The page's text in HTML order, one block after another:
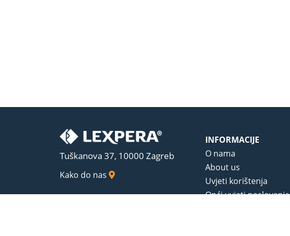
Tuškanova 37, 10000 Zagreb
Kako do nas
INFORMACIJE
O nama
About us
Uvjeti korištenja
Opći uvjeti poslovanja